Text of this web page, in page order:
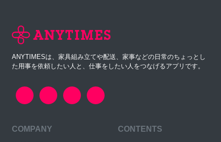
ANYTIMESは、家具組み立てや配送、家事などの日常のちょっとし
た用事を依頼したい人と、仕事をしたい人をつなげるアプリです。
COMPANY CONTENTS